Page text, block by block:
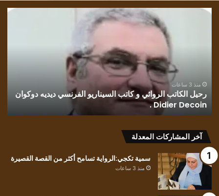
رحيل
ديديه
دوكوان
Didier
Decoin
منذ 3 ساعات
رحيل الكاتب الروائي و كاتب السيناريو الفرنسي ديديه دوكوان
Didier Decoin .
آخر المشاركات المعدلة
سمية تكجي:الرواية تسامح أكثر من القصة القصيرة
منذ 3 ساعات